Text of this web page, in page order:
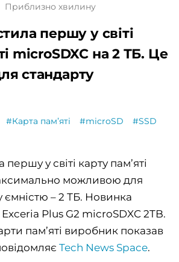
Приблизно хвилину
першу у світі
microSDXC на 2 ТБ. Це
стандарту
#Карта памʼяті #microSD
#SSD
у світі карту пам’яті
можливою для
ємністю – 2 ТБ. Новинка
Plus G2 microSDXC 2TB.
пам’яті виробник показав
Tech News Space.